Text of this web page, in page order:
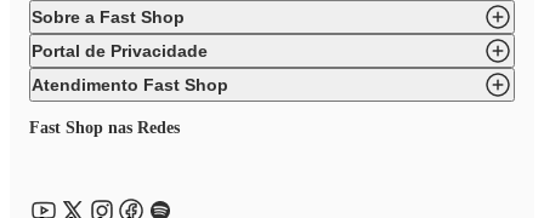
Sobre a Fast Shop
Portal de Privacidade
Atendimento Fast Shop
Fast Shop nas Redes